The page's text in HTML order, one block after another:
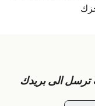
الى بريدك